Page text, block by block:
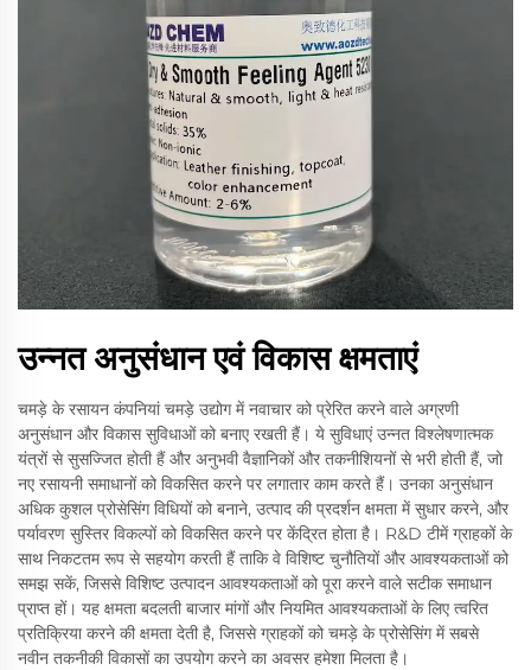
उन्नत अनुसंधान एवं विकास क्षमताएं
चमड़े के रसायन कंपनियां चमड़े उद्योग में नवाचार को प्रेरित करने वाले अग्रणी
अनुसंधान और विकास सुविधाओं को बनाए रखती हैं। ये सुविधाएं उन्नत विश्लेषणात्मक
यंत्रों से सुसज्जित होती हैं और अनुभवी वैज्ञानिकों और तकनीशियनों से भरी होती हैं, जो
नए रसायनी समाधानों को विकसित करने पर लगातार काम करते हैं। उनका अनुसंधान
अधिक कुशल प्रोसेसिंग विधियों को बनाने, उत्पाद की प्रदर्शन क्षमता में सुधार करने, और
पर्यावरण सुस्तिर विकल्पों को विकसित करने पर केंद्रित होता है। R&D टीमें ग्राहकों के
साथ निकटतम रूप से सहयोग करती हैं ताकि वे विशिष्ट चुनौतियों और आवश्यकताओं को
समझ सकें, जिससे विशिष्ट उत्पादन आवश्यकताओं को पूरा करने वाले सटीक समाधान
प्राप्त हों। यह क्षमता बदलती बाजार मांगों और नियमित आवश्यकताओं के लिए त्वरित
प्रतिक्रिया करने की क्षमता देती है, जिससे ग्राहकों को चमड़े के प्रोसेसिंग में सबसे
नवीन तकनीकी विकासों का उपयोग करने का अवसर हमेशा मिलता है।